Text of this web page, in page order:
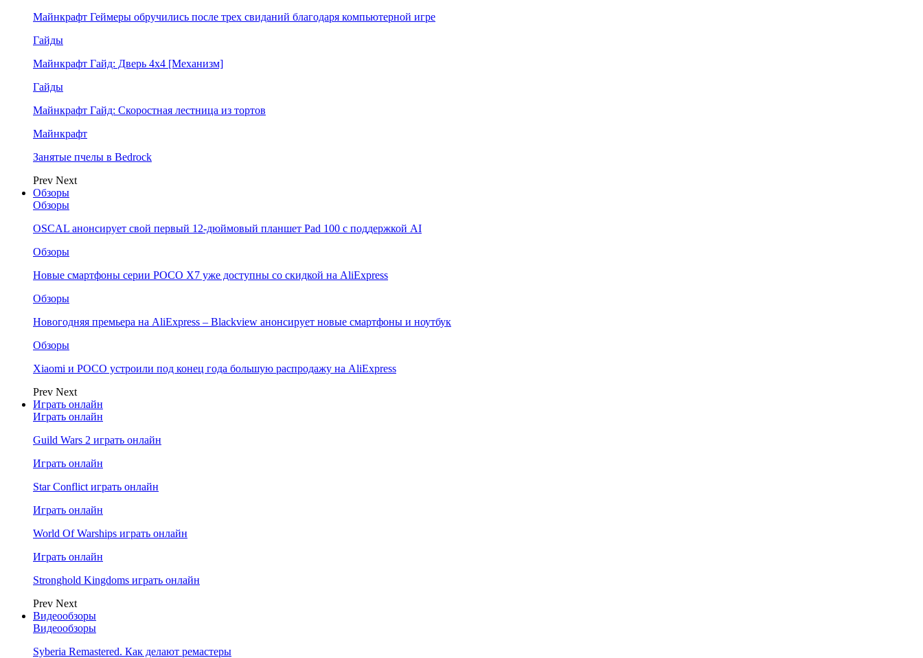
Майнкрафт Геймеры обручились после трех свиданий благодаря компьютерной игре
Гайды
Майнкрафт Гайд: Дверь 4х4 [Механизм]
Гайды
Майнкрафт Гайд: Скоростная лестница из тортов
Майнкрафт
Занятые пчелы в Bedrock
Prev Next
Обзоры
Обзоры
OSCAL анонсирует свой первый 12-дюймовый планшет Pad 100 с поддержкой AI
Обзоры
Новые смартфоны серии POCO X7 уже доступны со скидкой на AliExpress
Обзоры
Новогодняя премьера на AliExpress – Blackview анонсирует новые смартфоны и ноутбук
Обзоры
Xiaomi и POCO устроили под конец года большую распродажу на AliExpress
Prev Next
Играть онлайн
Играть онлайн
Guild Wars 2 играть онлайн
Играть онлайн
Star Conflict играть онлайн
Играть онлайн
World Of Warships играть онлайн
Играть онлайн
Stronghold Kingdoms играть онлайн
Prev Next
Видеообзоры
Видеообзоры
Syberia Remastered. Как делают ремастеры